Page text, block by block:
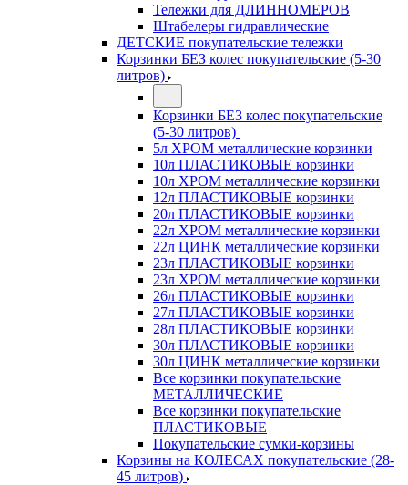
Тележки для ДЛИННОМЕРОВ
Штабелеры гидравлические
ДЕТСКИЕ покупательские тележки
Корзинки БЕЗ колес покупательские (5-30
литров)
Корзинки БЕЗ колес покупательские
(5-30 литров)
5л ХРОМ металлические корзинки
10л ПЛАСТИКОВЫЕ корзинки
10л ХРОМ металлические корзинки
12л ПЛАСТИКОВЫЕ корзинки
20л ПЛАСТИКОВЫЕ корзинки
22л ХРОМ металлические корзинки
22л ЦИНК металлические корзинки
23л ПЛАСТИКОВЫЕ корзинки
23л ХРОМ металлические корзинки
26л ПЛАСТИКОВЫЕ корзинки
27л ПЛАСТИКОВЫЕ корзинки
28л ПЛАСТИКОВЫЕ корзинки
30л ПЛАСТИКОВЫЕ корзинки
30л ЦИНК металлические корзинки
Все корзинки покупательские
МЕТАЛЛИЧЕСКИЕ
Все корзинки покупательские
ПЛАСТИКОВЫЕ
Покупательские сумки-корзины
Корзины на КОЛЕСАХ покупательские (28-
45 литров)